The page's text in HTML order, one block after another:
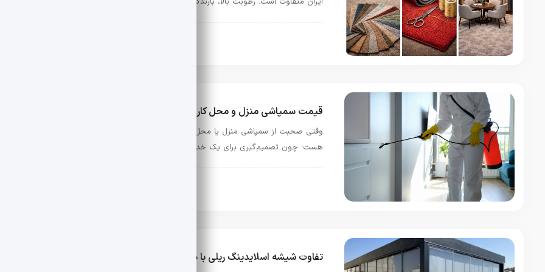
قیمت سمپاشی منزل و محل کار | تعرفه دقیق + اجرای فوری
وقتی صحبت از سمپاشی منزل یا محل کار می‌شود، اولین پرسش اغلب کاربران درباره قیمت
هست؛ چون تصمیم‌گیری برای یک خدمت تخصصی، بدون اطلاع از هزینه‌های واقعی، عملاً
تفاوت شیشه اسلایدینگ ریلی با درب های معمولی